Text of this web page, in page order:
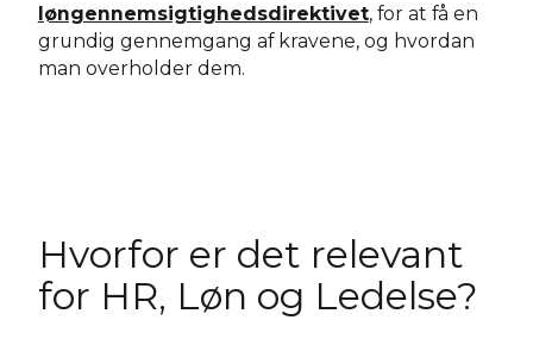
løngennemsigtighedsdirektivet, for at få en
grundig gennemgang af kravene, og hvordan
man overholder dem.
Hvorfor er det relevant
for HR, Løn og Ledelse?